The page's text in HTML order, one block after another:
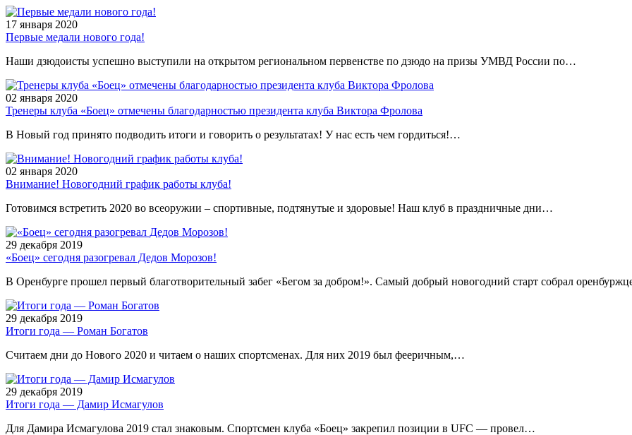
17 января 2020
Первые медали нового года!
Наши дзюдоисты успешно выступили на открытом региональном первенстве по дзюдо на призы УМВД России по…
02 января 2020
Тренеры клуба «Боец» отмечены благодарностью президента клуба Виктора Фролова
В Новый год принято подводить итоги и говорить о результатах! У нас есть чем гордиться!…
02 января 2020
Внимание! Новогодний график работы клуба!
Готовимся встретить 2020 во всеоружии – спортивные, подтянутые и здоровые! Наш клуб в праздничные дни…
29 декабря 2019
«Боец» сегодня разогревал Дедов Морозов!
В Оренбурге прошел первый благотворительный забег «Бегом за добром!». Самый добрый новогодний старт собрал
29 декабря 2019
Итоги года — Роман Богатов
Считаем дни до Нового 2020 и читаем о наших спортсменах. Для них 2019 был фееричным,…
29 декабря 2019
Итоги года — Дамир Исмагулов
Для Дамира Исмагулова 2019 стал знаковым. Спортсмен клуба «Боец» закрепил позиции в UFC — провел…